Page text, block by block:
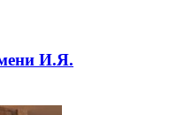
И.Я.